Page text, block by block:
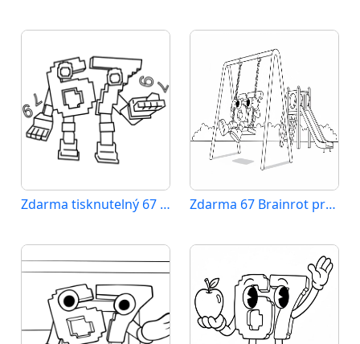
Zdarma tisknutelný 67 Brainrot Zdarma 67 Brainrot pro děti